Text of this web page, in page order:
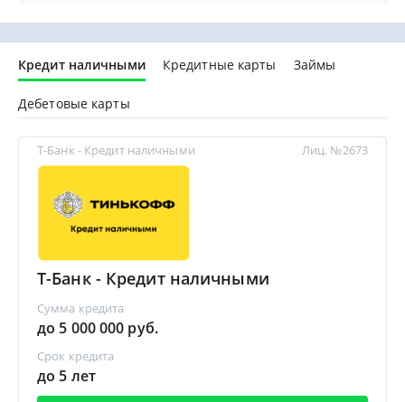
Кредит наличными Кредитные карты Займы
Дебетовые карты
Т-Банк - Кредит наличными
Т-Банк - Кредит наличными
Сумма кредита
до 5 000 000 руб.
Срок кредита
до 5 лет
Лиц. №2673